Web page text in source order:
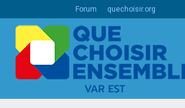
Forum quechoisir.org
barres internationaux